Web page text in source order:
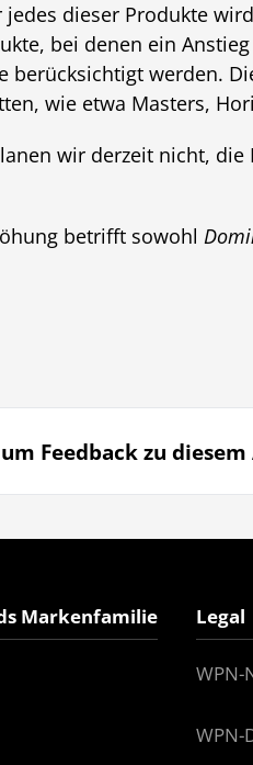
jedes dieser Produkte
bei denen ein
berücksichtigt werden.
wie etwa Masters,
wir derzeit nicht, die
betrifft sowohl
Feedback zu
Markenfamilie Legal
WPN-
WPN-